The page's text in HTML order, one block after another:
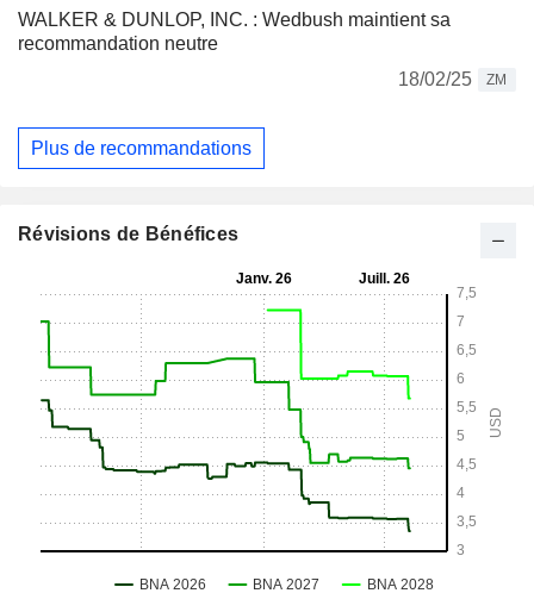
WALKER & DUNLOP, INC. : Wedbush maintient sa
recommandation neutre
18/02/25
ZM
Plus de recommandations
Révisions de Bénéfices